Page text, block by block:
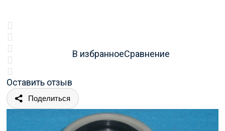
Оставить отзыв
В избранноеСравнение
Поделиться